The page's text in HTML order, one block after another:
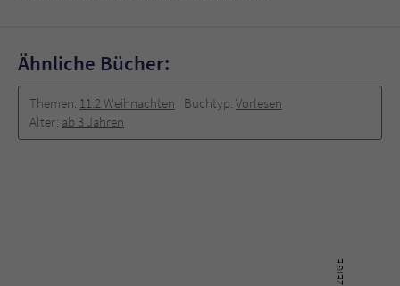
Ähnliche Bücher:
Themen: 11.2 Weihnachten Buchtyp: Vorlesen
Alter: ab 3 Jahren